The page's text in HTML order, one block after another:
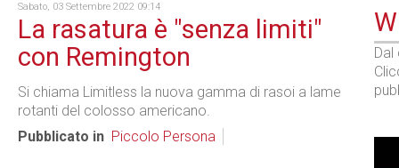
Sabato, 03 Settembre 2022 09:14
La rasatura è "senza limiti"
con Remington
Si chiama Limitless la nuova gamma di rasoi a lame
rotanti del colosso americano.
Pubblicato in Piccolo Persona